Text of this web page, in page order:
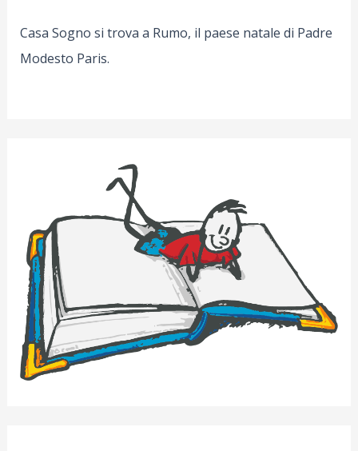
Casa Sogno si trova a Rumo, il paese natale di Padre
Modesto Paris.